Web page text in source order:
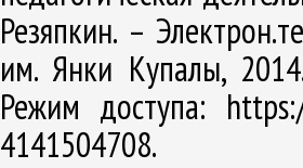
Резяпкин. –
им. Янки Купалы,
Режим доступа:
4141504708.